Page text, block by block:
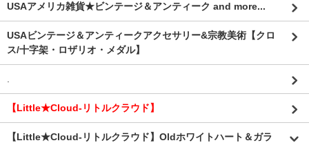
USAアメリカ雑貨★ビンテージ＆アンティーク and more...
USAビンテージ＆アンティークアクセサリー&宗教美術【クロ
ス/十字架・ロザリオ・メダル】
【Little★Cloud-リトルクラウド】
【Little★Cloud-リトルクラウド】Oldホワイトハート＆ガラ